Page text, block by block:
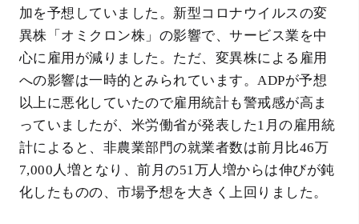
加を予想していました。新型コロナウイルスの変
異株「オミクロン株」の影響で、サービス業を中
心に雇用が減りました。ただ、変異株による雇用
への影響は一時的とみられています。ADPが予想
以上に悪化していたので雇用統計も警戒感が高ま
っていましたが、米労働省が発表した1月の雇用統
計によると、非農業部門の就業者数は前月比46万
7,000人増となり、前月の51万人増からは伸びが鈍
化したものの、市場予想を大きく上回りました。